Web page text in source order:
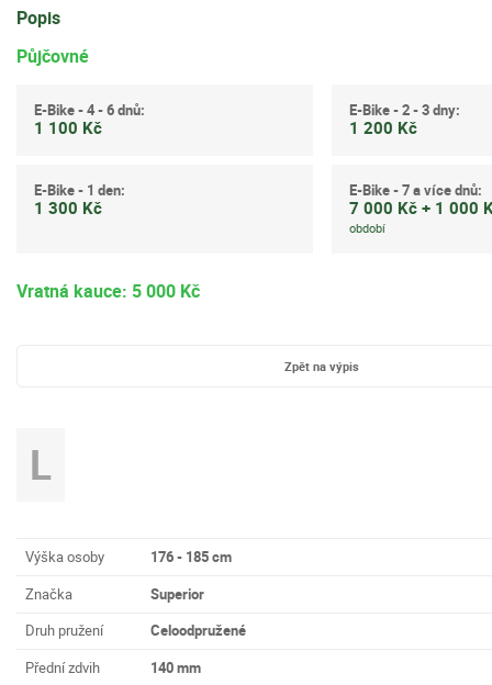
Popis
Půjčovné
E-Bike - 4 - 6 dnů:
1 100 Kč
E-Bike - 2 - 3 dny:
1 200 Kč
E-Bike - 1 den:
1 300 Kč
E-Bike - 7 a více dnů:
7 000 Kč + 1 000
období
Vratná kauce: 5 000 Kč
Zpět na výpis
L
Výška osoby
176 - 185 cm
Značka
Superior
Druh pružení
Celoodpružené
Přední zdvih
140 mm